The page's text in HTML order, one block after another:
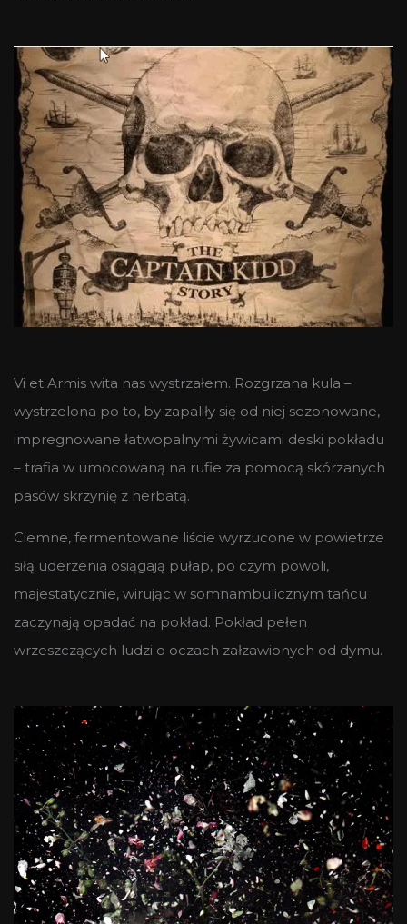
Vi et Armis wita nas wystrzałem. Rozgrzana kula –
wystrzelona po to, by zapaliły się od niej sezonowane,
impregnowane łatwopalnymi żywicami deski pokładu
– trafia w umocowaną na rufie za pomocą skórzanych
pasów skrzynię z herbatą.
Ciemne, fermentowane liście wyrzucone w powietrze
siłą uderzenia osiągają pułap, po czym powoli,
majestatycznie, wirując w somnambulicznym tańcu
zaczynają opadać na pokład. Pokład pełen
wrzeszczących ludzi o oczach załzawionych od dymu.